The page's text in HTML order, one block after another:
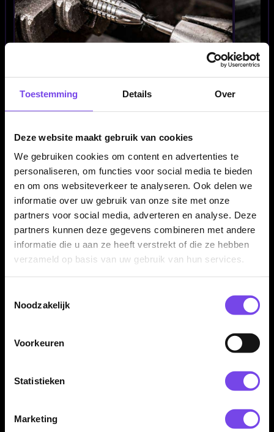
Toestemming Details Over
Deze website maakt gebruik van cookies
We gebruiken cookies om content en advertenties te
personaliseren, om functies voor social media te bieden
en om ons websiteverkeer te analyseren. Ook delen we
informatie over uw gebruik van onze site met onze
partners voor social media, adverteren en analyse. Deze
partners kunnen deze gegevens combineren met andere
informatie die u aan ze heeft verstrekt of die ze hebben
verzameld op basis van uw gebruik van hun services.
Noodzakelijk
Voorkeuren
Statistieken
Marketing
Afgebroken punt verwijderen
Bekijk service
Advies van echte darters Gratis verzending vanaf €40
Dartpijlen kopen bij McDartShop.nl
Wil jedartpijlen kopen? Bij McDartShop.nl vind je een ruim
assortiment steeltip dartpijlen, softtip darts, tungsten dartpijlen
eenvoudig op gewicht, grip, barrelvorm, materiaal, merk en
speelstijl, zodat je sneller een set kiest die past bij jouw worp.
Of je nu net begint, fanatiek traint of competitie speelt: de juiste
Daarom draait deze pagina niet alleen om aanbod, maar ook om